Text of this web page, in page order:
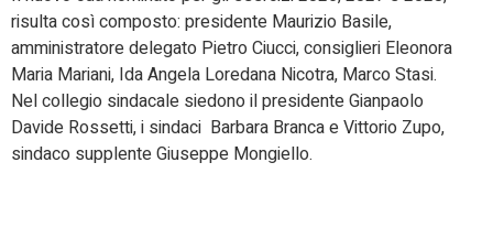
risulta così composto: presidente Maurizio Basile,
amministratore delegato Pietro Ciucci, consiglieri Eleonora
Maria Mariani, Ida Angela Loredana Nicotra, Marco Stasi.
Nel collegio sindacale siedono il presidente Gianpaolo
Davide Rossetti, i sindaci Barbara Branca e Vittorio Zupo,
sindaco supplente Giuseppe Mongiello.